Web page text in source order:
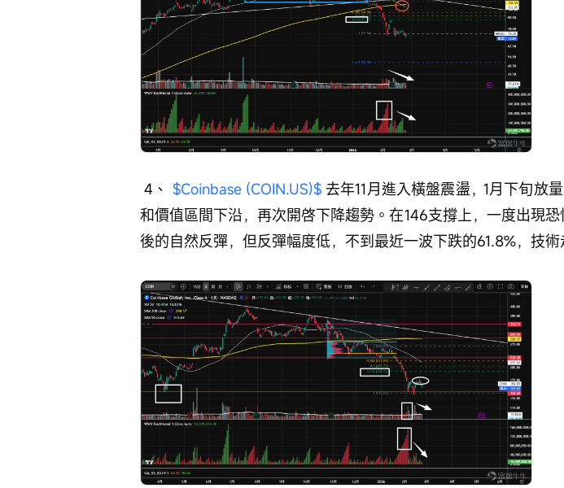
4、 $Coinbase (COIN.US)$ 去年11月進入橫盤震盪，1月下旬放
和價值區間下沿，再次開啓下降趨勢。在146支撐上，一度出現
後的自然反彈，但反彈幅度低，不到最近一波下跌的61.8%，技術